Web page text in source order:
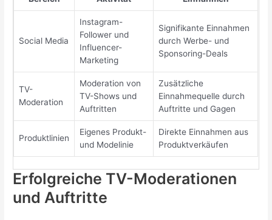
Social Media
Instagram-
Follower und
Influencer-
Marketing
Signifikante Einnahmen
durch Werbe- und
Sponsoring-Deals
TV-
Moderation
Moderation von
TV-Shows und
Auftritten
Zusätzliche
Einnahmequelle durch
Auftritte und Gagen
Produktlinien
Eigenes Produkt-
und Modelinie
Direkte Einnahmen aus
Produktverkäufen
Erfolgreiche TV-Moderationen
und Auftritte